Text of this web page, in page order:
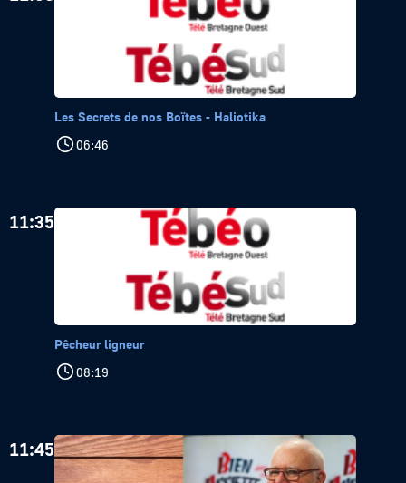
Les Secrets de nos Boïtes - Haliotika
06:46
11:35
Pêcheur ligneur
08:19
11:45